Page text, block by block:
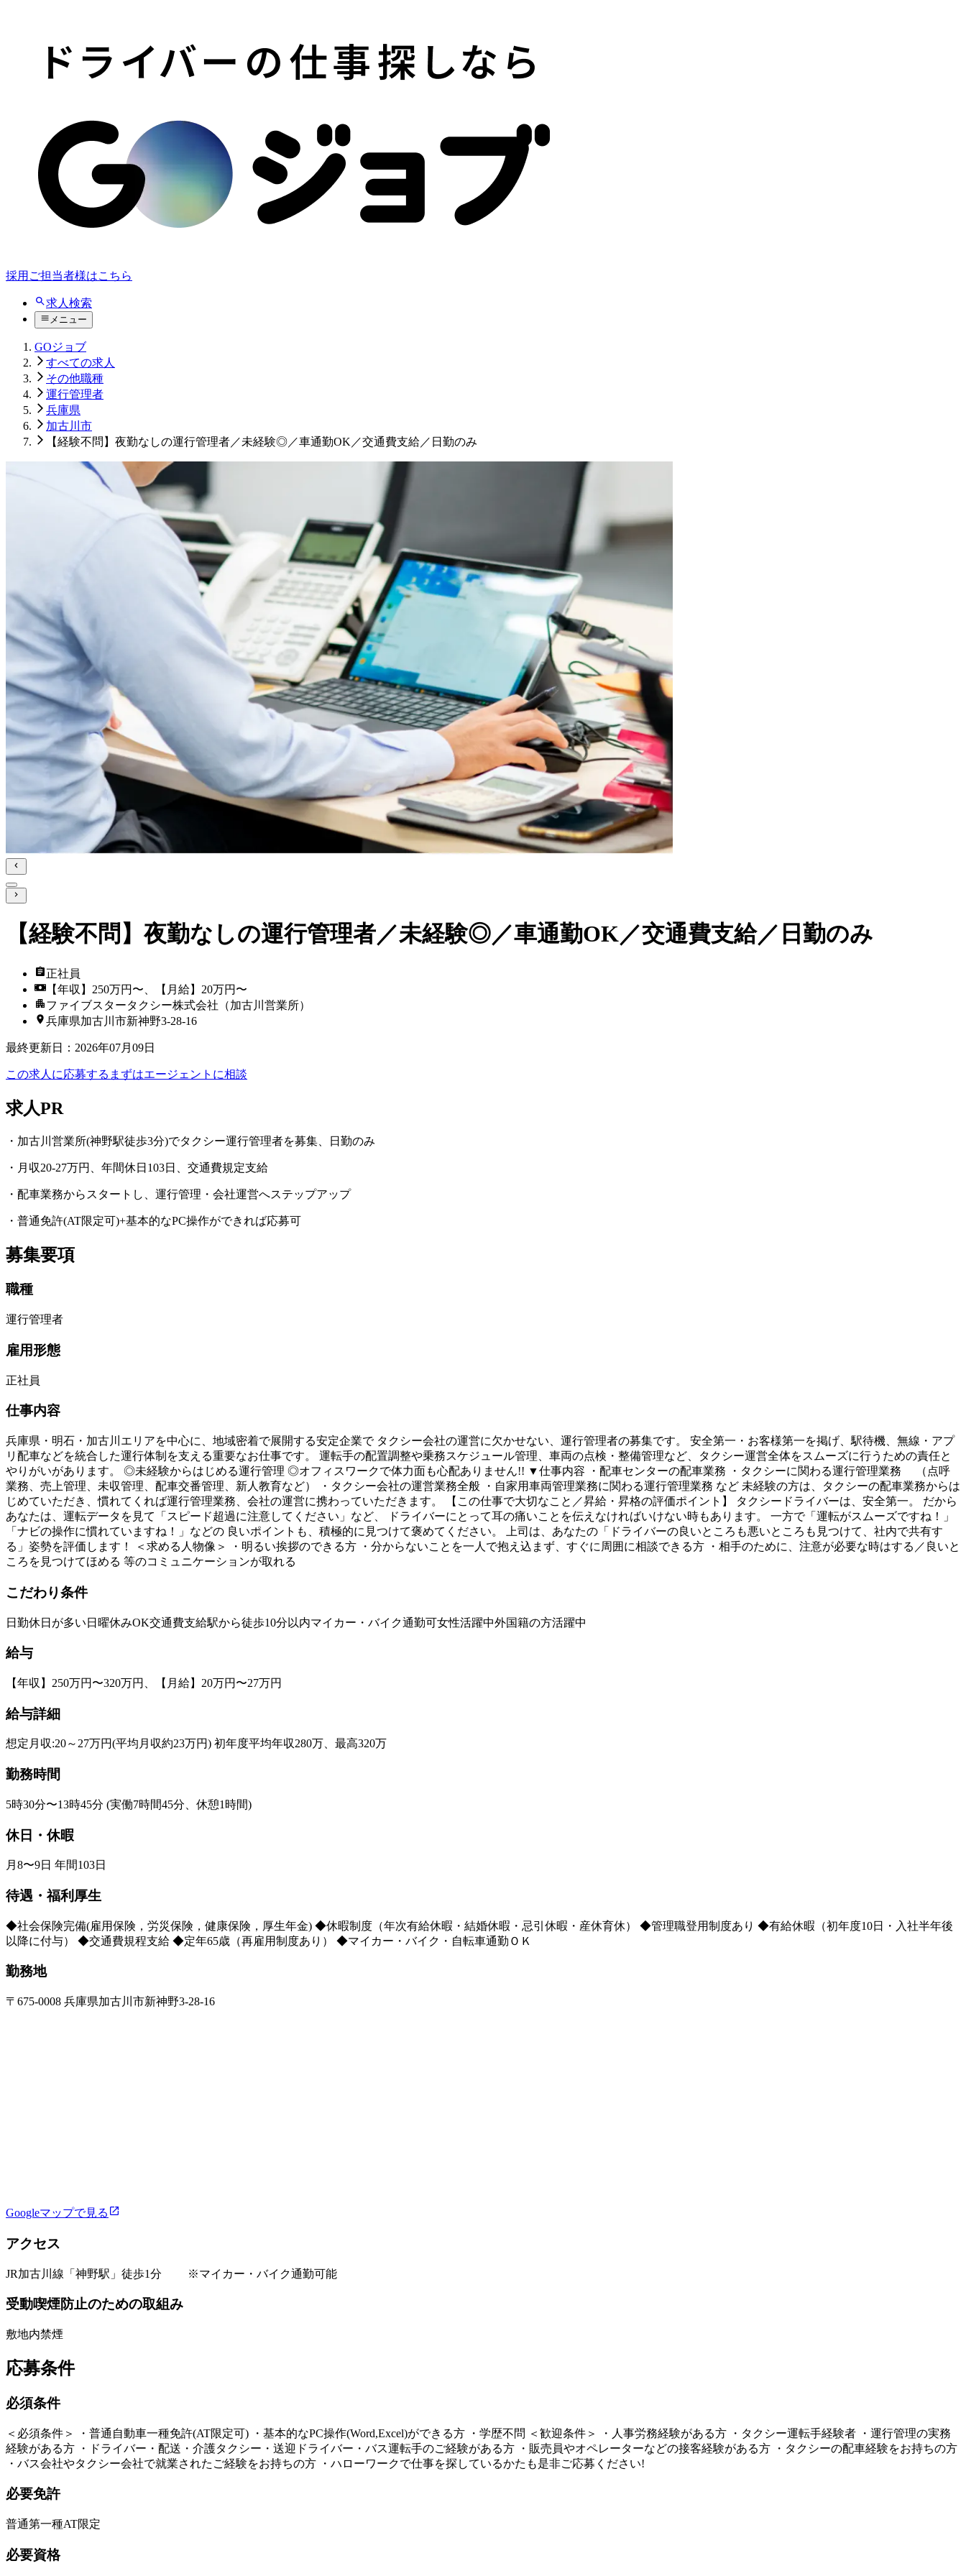
採用ご担当者様はこちら
求人検索
メニュー
GOジョブ
すべての求人
その他職種
運行管理者
兵庫県
加古川市
【経験不問】夜勤なしの運行管理者／未経験◎／車通勤OK／交通費支給／日勤のみ
【経験不問】夜勤なしの運行管理者／未経験◎／車通勤OK／交通費支給／日勤のみ
正社員
【年収】250万円〜、【月給】20万円〜
ファイブスタータクシー株式会社（加古川営業所）
兵庫県加古川市新神野3-28-16
最終更新日 ： 2026年07月09日
この求人に応募する まずはエージェントに相談
求人PR
・加古川営業所(神野駅徒歩3分)でタクシー運行管理者を募集、日勤のみ
・月収20-27万円、年間休日103日、交通費規定支給
・配車業務からスタートし、運行管理・会社運営へステップアップ
・普通免許(AT限定可)+基本的なPC操作ができれば応募可
募集要項
職種
運行管理者
雇用形態
正社員
仕事内容
兵庫県・明石・加古川エリアを中心に、地域密着で展開する安定企業で タクシー会社の運営に欠かせない、運行管理者の募集です。 安全第一・お客様第一を掲げ、駅待機、無線・アプ
リ配車などを統合した運行体制を支える重要なお仕事です。 運転手の配置調整や乗務スケジュール管理、車両の点検・整備管理など、タクシー運営全体をスムーズに行うための責任と
やりがいがあります。 ◎未経験からはじめる運行管理 ◎オフィスワークで体力面も心配ありません!! ▼仕事内容 ・配車センターの配車業務 ・タクシーに関わる運行管理業務 （点呼
業務、売上管理、未収管理、配車交番管理、新人教育など） ・タクシー会社の運営業務全般 ・自家用車両管理業務に関わる運行管理業務 など 未経験の方は、タクシーの配車業務からは
じめていただき、慣れてくれば運行管理業務、会社の運営に携わっていただきます。 【この仕事で大切なこと／昇給・昇格の評価ポイント】 タクシードライバーは、安全第一。 だから
あなたは、運転データを見て「スピード超過に注意してください」など、 ドライバーにとって耳の痛いことを伝えなければいけない時もあります。 一方で「運転がスムーズですね！」
「ナビの操作に慣れていますね！」などの 良いポイントも、積極的に見つけて褒めてください。 上司は、あなたの「ドライバーの良いところも悪いところも見つけて、社内で共有す
る」姿勢を評価します！ ＜求める人物像＞ ・明るい挨拶のできる方 ・分からないことを一人で抱え込まず、すぐに周囲に相談できる方 ・相手のために、注意が必要な時はする／良いと
ころを見つけてほめる 等のコミュニケーションが取れる
こだわり条件
日勤休日が多い 日曜休みOK交通費支給駅から徒歩10分以内マイカー・バイク通勤可女性活躍中外国籍の方活躍中
給与
【年収】250万円〜320万円、【月給】20万円〜27万円
給与詳細
想定月収:20～27万円(平均月収約23万円) 初年度平均年収280万、最高320万
勤務時間
5時30分〜13時45分 (実働7時間45分、休憩1時間)
休日・休暇
月8〜9日 年間103日
待遇・福利厚生
◆社会保険完備(雇用保険，労災保険，健康保険，厚生年金) ◆休暇制度（年次有給休暇・結婚休暇・忌引休暇・産休育休） ◆管理職登用制度あり ◆有給休暇（初年度10日・入社半年後
以降に付与） ◆交通費規程支給 ◆定年65歳（再雇用制度あり） ◆マイカー・バイク・自転車通勤ＯＫ
勤務地
〒675-0008 兵庫県加古川市新神野3-28-16
Googleマップで見る
アクセス
JR加古川線「神野駅」徒歩1分 ※マイカー・バイク通勤可能
受動喫煙防止のための取組み
敷地内禁煙
応募条件
必須条件
＜必須条件＞ ・普通自動車一種免許(AT限定可) ・基本的なPC操作(Word,Excel)ができる方 ・学歴不問 ＜歓迎条件＞ ・人事労務経験がある方 ・タクシー運転手経験者 ・運行管理の実務
経験がある方 ・ドライバー・配送・介護タクシー・送迎ドライバー・バス運転手のご経験がある方 ・販売員やオペレーターなどの接客経験がある方 ・タクシーの配車経験をお持ちの方
・バス会社やタクシー会社で就業されたご経験をお持ちの方 ・ハローワークで仕事を探しているかたも是非ご応募ください!
必要免許
普通第一種AT限定
必要資格